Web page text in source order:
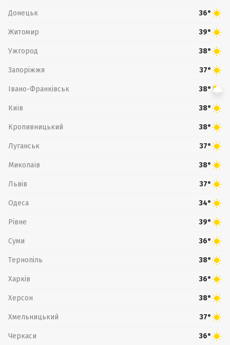
Донецьк 36°
Житомир 39°
Ужгород 38°
Запоріжжя 37°
Івано-Франківськ 38°
Київ 38°
Кропивницький 38°
Луганськ 37°
Миколаїв 38°
Львів 37°
Одеса 34°
Рівне 39°
Суми 36°
Тернопіль 38°
Харків 36°
Херсон 38°
Хмельницький 37°
Черкаси 36°